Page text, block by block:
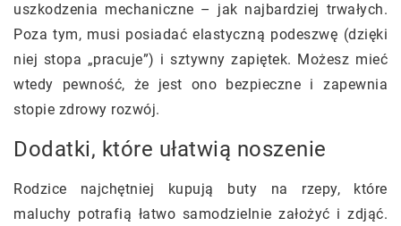
uszkodzenia mechaniczne – jak najbardziej trwałych.
Poza tym, musi posiadać elastyczną podeszwę (dzięki
niej stopa „pracuje”) i sztywny zapiętek. Możesz mieć
wtedy pewność, że jest ono bezpieczne i zapewnia
stopie zdrowy rozwój.
Dodatki, które ułatwią noszenie
Rodzice najchętniej kupują buty na rzepy, które
maluchy potrafią łatwo samodzielnie założyć i zdjąć.